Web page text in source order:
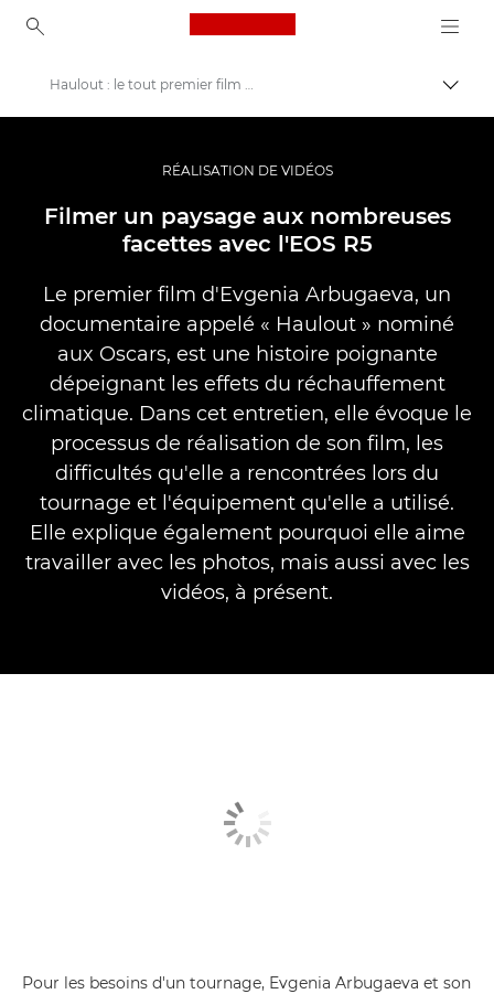
Canon Logo, back to
Vidéo et photographie professionnelles
Histoires
Haulout : le tout premier film documentaire d'Evgenia Arbugaeva
RÉALISATION DE VIDÉOS
Filmer un paysage aux nombreuses
facettes avec l'EOS R5
Le premier film d'Evgenia Arbugaeva, un
documentaire appelé « Haulout » nominé
aux Oscars, est une histoire poignante
dépeignant les effets du réchauffement
climatique. Dans cet entretien, elle évoque le
processus de réalisation de son film, les
difficultés qu'elle a rencontrées lors du
tournage et l'équipement qu'elle a utilisé.
Elle explique également pourquoi elle aime
travailler avec les photos, mais aussi avec les
vidéos, à présent.
Pour les besoins d'un tournage, Evgenia Arbugaeva et son